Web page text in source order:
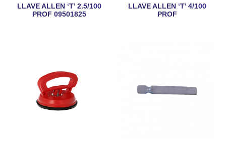
LLAVE ALLEN ‘T’ 2.5/100
PROF 09501825
LLAVE ALLEN ‘T’ 4/100
PROF